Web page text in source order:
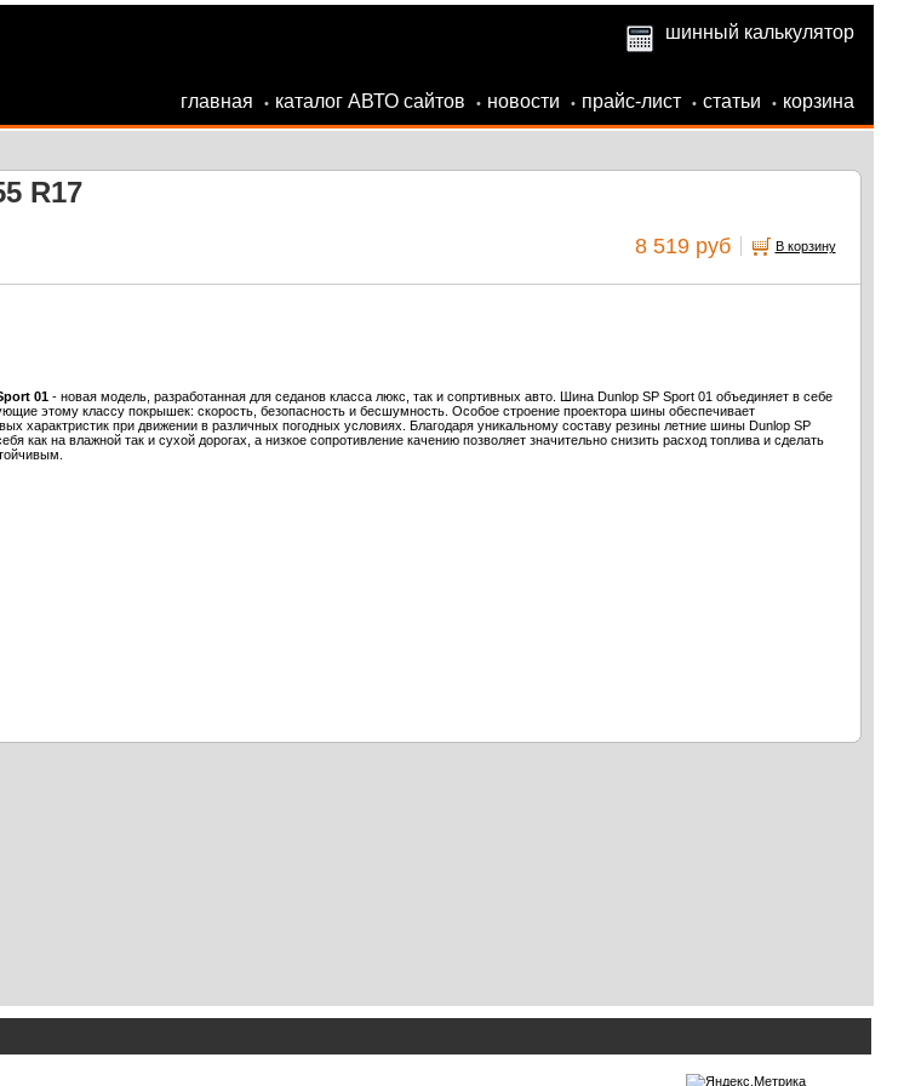
шинный калькулятор
главная • каталог АВТО сайтов • новости • прайс-лист • статьи • корзина
R17
8 519 руб В корзину
01- новая модель, разработанная для седанов класса люкс, так и сопртивных авто. Шина Dunlop SP Sport 01 объединяет в себе
этому классу покрышек: скорость, безопасность и бесшумность. Особое строение проектора шины обеспечивает
характристик при движении в различных погодных условиях. Благодаря уникальному составу резины летние шины Dunlop SP
как на влажной так и сухой дорогах, а низкое сопротивление качению позволяет значительно снизить расход топлива и сделать